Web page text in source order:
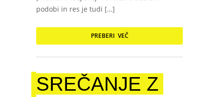
podobi in res je tudi […]
PREBERI VEČ
SREČANJE Z